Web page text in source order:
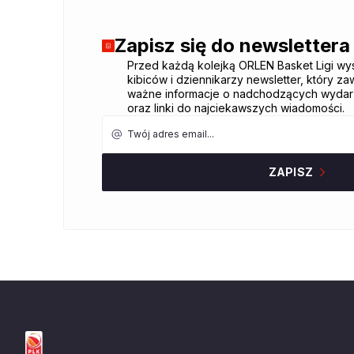
Zapisz się do newslettera
Przed każdą kolejką ORLEN Basket Ligi
kibiców i dziennikarzy newsletter, który
ważne informacje o nadchodzących
oraz linki do najciekawszych wiadomości.
ZAPISZ
Dziękujemy za
newslettera!